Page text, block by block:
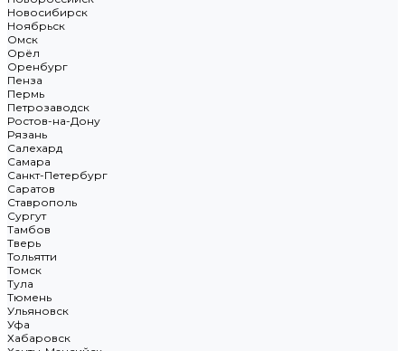
Новосибирск
Ноябрьск
Омск
Орёл
Оренбург
Пенза
Пермь
Петрозаводск
Ростов-на-Дону
Рязань
Салехард
Самара
Санкт-Петербург
Саратов
Ставрополь
Сургут
Тамбов
Тверь
Тольятти
Томск
Тула
Тюмень
Ульяновск
Уфа
Хабаровск